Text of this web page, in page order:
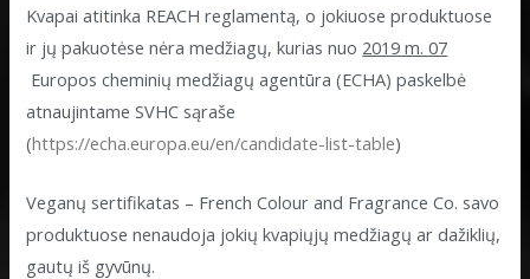
Kvapai atitinka REACH reglamentą, o jokiuose produktuose
ir jų pakuotėse nėra medžiagų, kurias nuo 2019 m. 07
Europos cheminių medžiagų agentūra (ECHA) paskelbė
atnaujintame SVHC sąraše
(https://echa.europa.eu/en/candidate-list-table)
Veganų sertifikatas – French Colour and Fragrance Co. savo
produktuose nenaudoja jokių kvapiųjų medžiagų ar dažiklių,
gautų iš gyvūnų.